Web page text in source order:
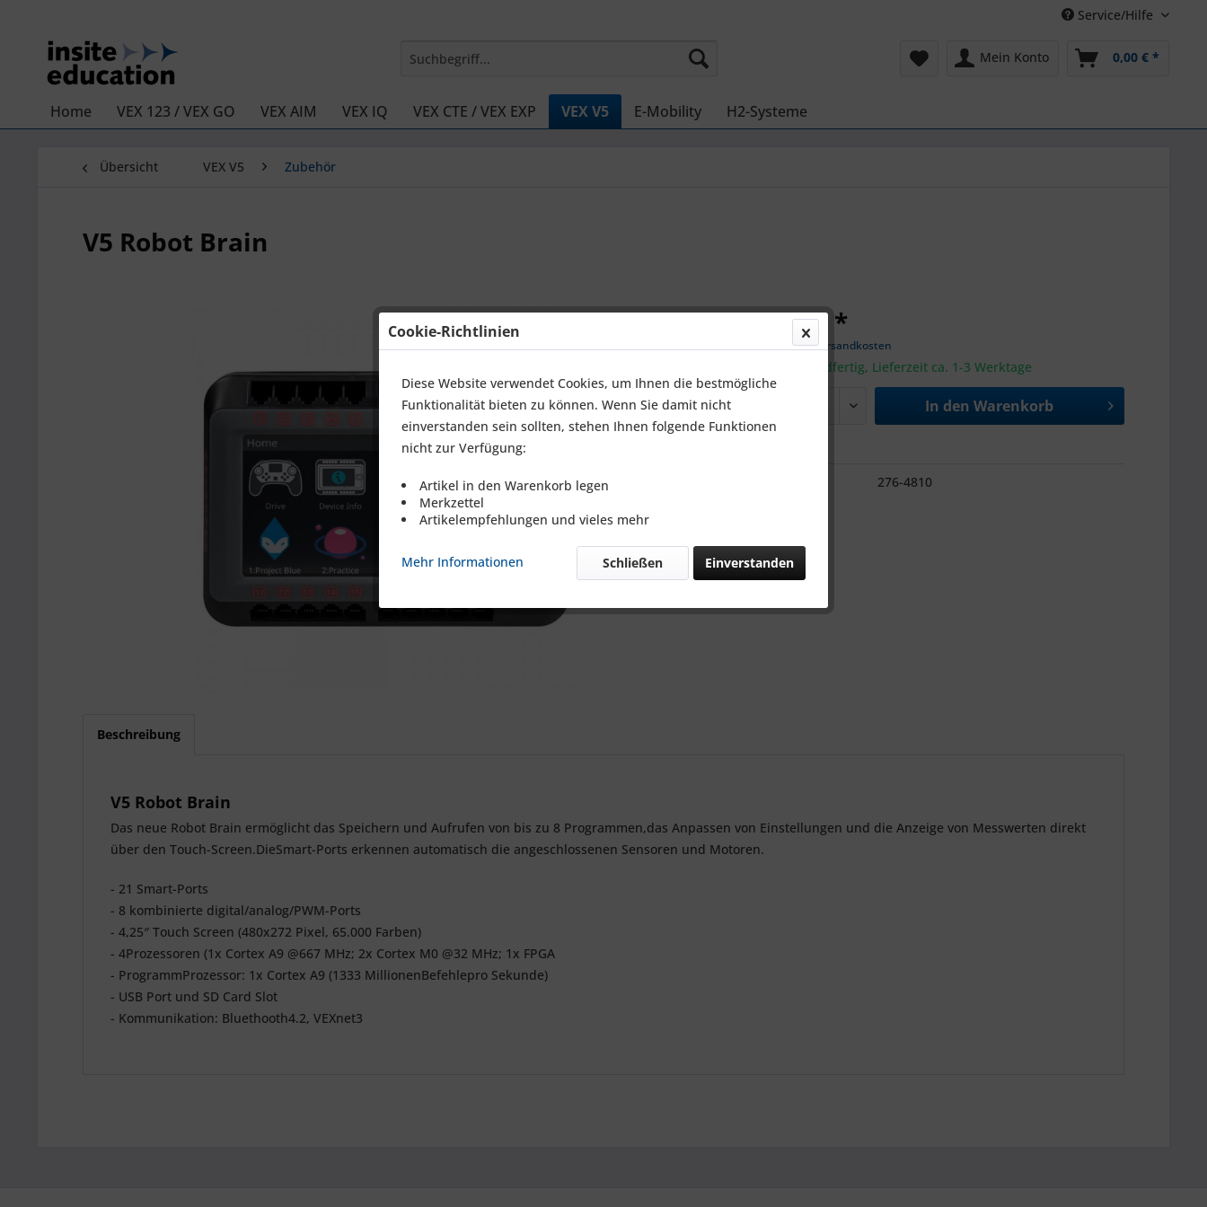
Service/Hilfe
Mein Konto 0,00 € *
Home VEX 123 / VEX GO VEX AIM VEX IQ VEX CTE / VEX EXP VEX V5 E-Mobility H2-Systeme
Übersicht VEX V5 Zubehör
V5 Robot Brain
367,49 € *
zzgl. Versandkosten
Sofort versandfertig, Lieferzeit ca. 1-3 Werktage
In den Warenkorb
276-4810
Beschreibung
V5 Robot Brain
Das neue Robot Brain ermöglicht das Speichern und Aufrufen von bis zu 8 Programmen,das Anpassen von Einstellungen und die Anzeige von Messwerten direkt
über den Touch-Screen.DieSmart-Ports erkennen automatisch die angeschlossenen Sensoren und Motoren.
- 21 Smart-Ports
- 8 kombinierte digital/analog/PWM-Ports
- 4,25″ Touch Screen (480x272 Pixel, 65.000 Farben)
- 4Prozessoren (1x Cortex A9 @667 MHz; 2x Cortex M0 @32 MHz; 1x FPGA
- ProgrammProzessor: 1x Cortex A9 (1333 MillionenBefehlepro Sekunde)
- USB Port und SD Card Slot
- Kommunikation: Bluethooth4.2, VEXnet3
Cookie-Richtlinien
Diese Website verwendet Cookies, um Ihnen die bestmögliche
Funktionalität bieten zu können. Wenn Sie damit nicht
einverstanden sein sollten, stehen Ihnen folgende Funktionen
nicht zur Verfügung:
Artikel in den Warenkorb legen
Merkzettel
Artikelempfehlungen und vieles mehr
Mehr Informationen Einverstanden
Schließen